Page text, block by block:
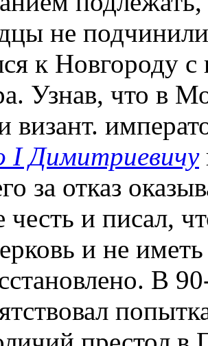
не
к Новгороду с
Узнав, что в
визант.
I Димитриевичу
за отказ
честь и писал,
и не
В